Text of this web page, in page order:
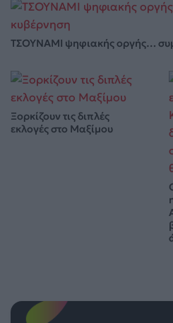
ΤΣΟΥΝΑΜΙ ψηφιακής οργής…
Ξορκίζουν τις διπλές
εκλογές στο Μαξίμου